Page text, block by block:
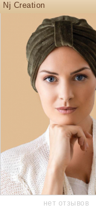
Nj Creation
нет отзывов